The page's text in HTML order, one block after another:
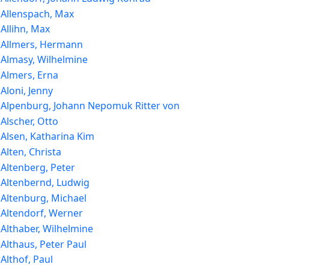
Allenspach, Max
Allihn, Max
Allmers, Hermann
Almasy, Wilhelmine
Almers, Erna
Aloni, Jenny
Alpenburg, Johann Nepomuk Ritter von
Alscher, Otto
Alsen, Katharina Kim
Alten, Christa
Altenberg, Peter
Altenbernd, Ludwig
Altenburg, Michael
Altendorf, Werner
Althaber, Wilhelmine
Althaus, Peter Paul
Althof, Paul